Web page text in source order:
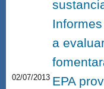
a
02/07/2013 EPA